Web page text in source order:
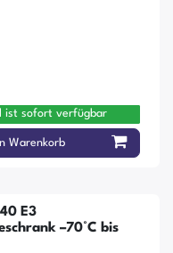
ist sofort verfügbar
Warenkorb
E3
–70°C bis